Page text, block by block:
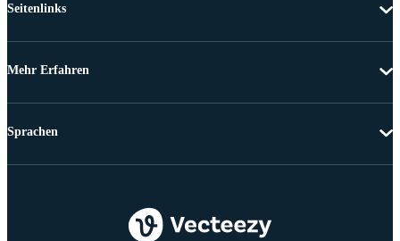
Seitenlinks
Mehr Erfahren
Sprachen